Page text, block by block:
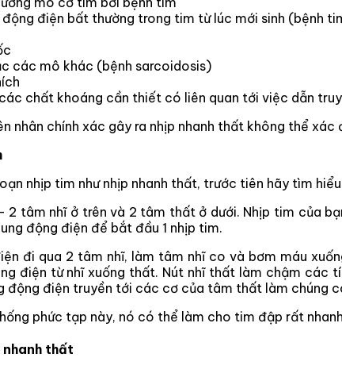
điện bất thường trong tim từ lúc mới sinh (bệnh
các mô khác (bệnh sarcoidosis)
chất khoáng cần thiết có liên quan tới việc dẫn
nhân chính xác gây ra nhịp nhanh thất không thể
nhịp tim như nhịp nhanh thất, trước tiên hãy tìm
2 tâm nhĩ ở trên và 2 tâm thất ở dưới. Nhịp tim của
động điện để bắt đầu 1 nhịp tim.
đi qua 2 tâm nhĩ, làm tâm nhĩ co và bơm máu
điện từ nhĩ xuống thất. Nút nhĩ thất làm chậm các
động điện truyền tới các cơ của tâm thất làm chúng
phức tạp này, nó có thể làm cho tim đập rất
nhanh thất